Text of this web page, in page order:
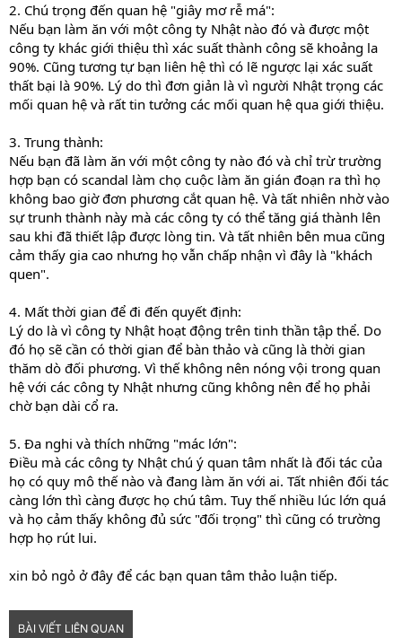
2. Chú trọng đến quan hệ "giây mơ rễ má":
Nếu bạn làm ăn với một công ty Nhật nào đó và được một
công ty khác giới thiệu thì xác suất thành công sẽ khoảng la
90%. Cũng tương tự bạn liên hệ thì có lẽ ngược lại xác suất
thất bại là 90%. Lý do thì đơn giản là vì người Nhật trọng các
mối quan hệ và rất tin tưởng các mối quan hệ qua giới thiệu.
3. Trung thành:
Nếu bạn đã làm ăn với một công ty nào đó và chỉ trừ trường
hợp bạn có scandal làm chọ cuộc làm ăn gián đoạn ra thì họ
không bao giờ đơn phương cắt quan hệ. Và tất nhiên nhờ vào
sự trunh thành này mà các công ty có thể tăng giá thành lên
sau khi đã thiết lập được lòng tin. Và tất nhiên bên mua cũng
cảm thấy gia cao nhưng họ vẫn chấp nhận vì đây là "khách
quen".
4. Mất thời gian để đi đến quyết định:
Lý do là vì công ty Nhật hoạt động trên tinh thần tập thể. Do
đó họ sẽ cần có thời gian để bàn thảo và cũng là thời gian
thăm dò đối phương. Vì thế không nên nóng vội trong quan
hệ với các công ty Nhật nhưng cũng không nên để họ phải
chờ bạn dài cổ ra.
5. Đa nghi và thích những "mác lớn":
Điều mà các công ty Nhật chú ý quan tâm nhất là đối tác của
họ có quy mô thế nào và đang làm ăn với ai. Tất nhiên đối tác
càng lớn thì càng được họ chú tâm. Tuy thế nhiều lúc lớn quá
và họ cảm thấy không đủ sức "đối trọng" thì cũng có trường
hợp họ rút lui.
xin bỏ ngỏ ở đây để các bạn quan tâm thảo luận tiếp.
BÀI VIẾT LIÊN QUAN